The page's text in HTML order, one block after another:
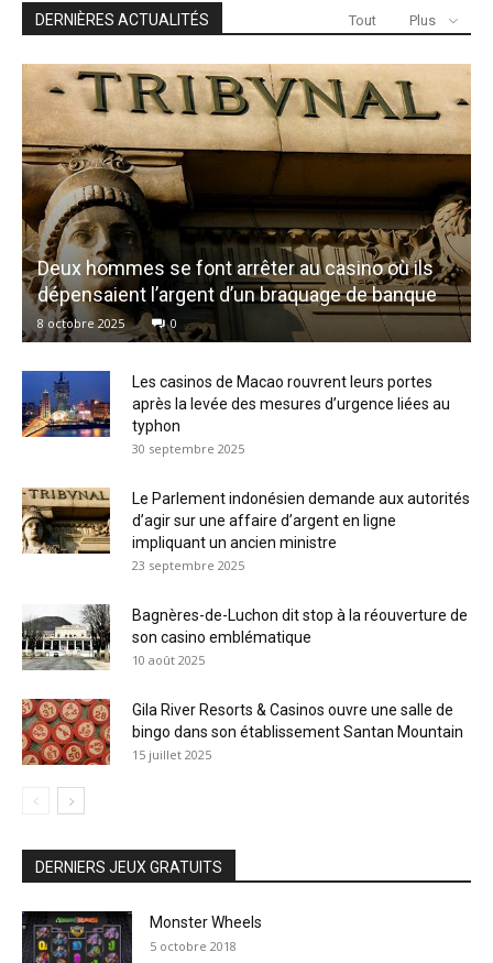
DERNIÈRES ACTUALITÉS Tout Plus
Deux hommes se font arrêter au casino où ils
dépensaient l’argent d’un braquage de banque
8 octobre 2025 0
Les casinos de Macao rouvrent leurs portes
après la levée des mesures d’urgence liées au
typhon
30 septembre 2025
Le Parlement indonésien demande aux autorités
d’agir sur une affaire d’argent en ligne
impliquant un ancien ministre
23 septembre 2025
Bagnères-de-Luchon dit stop à la réouverture de
son casino emblématique
10 août 2025
Gila River Resorts & Casinos ouvre une salle de
bingo dans son établissement Santan Mountain
15 juillet 2025
DERNIERS JEUX GRATUITS
Monster Wheels
5 octobre 2018